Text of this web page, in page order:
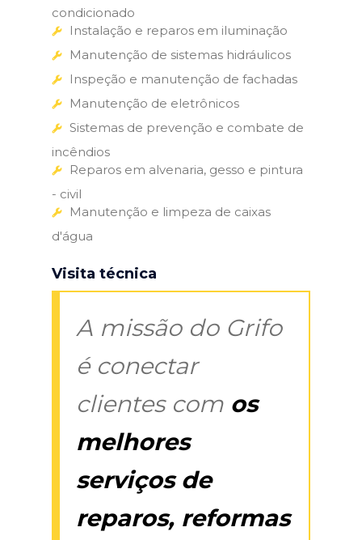
condicionado
Instalação e reparos em iluminação
Manutenção de sistemas hidráulicos
Inspeção e manutenção de fachadas
Manutenção de eletrônicos
Sistemas de prevenção e combate de
incêndios
Reparos em alvenaria, gesso e pintura
- civil
Manutenção e limpeza de caixas
d'água
Visita técnica
A missão do Grifo
é conectar
clientes com os
melhores
serviços de
reparos, reformas